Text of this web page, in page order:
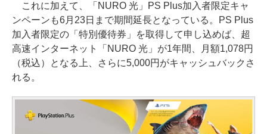
これに加えて、「NURO 光」PS Plus加入者限定キャ
ンペーンも6月23日まで期間延長となっている。PS Plus
加入者限定の「特別優待券」を取得して申し込めば、超
高速インターネット「NURO 光」が1年間、月額1,078円
（税込）となる上、さらに5,000円がキャッシュバックさ
れる。